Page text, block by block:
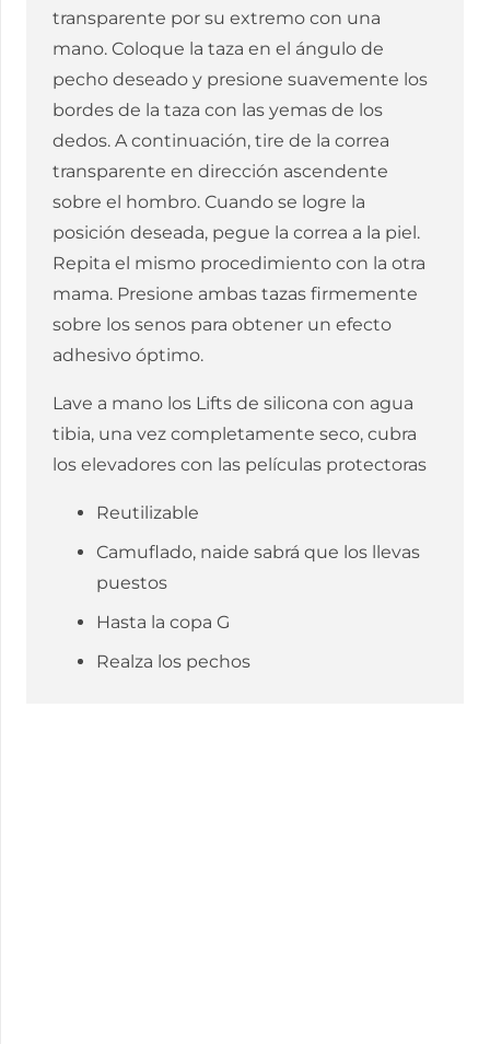
transparente por su extremo con una
mano. Coloque la taza en el ángulo de
pecho deseado y presione suavemente los
bordes de la taza con las yemas de los
dedos. A continuación, tire de la correa
transparente en dirección ascendente
sobre el hombro. Cuando se logre la
posición deseada, pegue la correa a la piel.
Repita el mismo procedimiento con la otra
mama. Presione ambas tazas firmemente
sobre los senos para obtener un efecto
adhesivo óptimo.
Lave a mano los Lifts de silicona con agua
tibia, una vez completamente seco, cubra
los elevadores con las películas protectoras
Reutilizable
Camuflado, naide sabrá que los llevas
puestos
Hasta la copa G
Realza los pechos